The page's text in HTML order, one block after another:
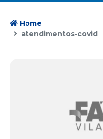
Home
atendimentos-covid